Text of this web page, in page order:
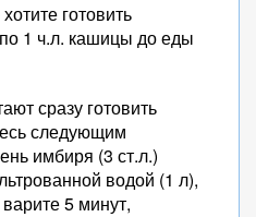
готовить
1 ч.л. кашицы до еды
сразу готовить
следующим
имбиря (3 ст.л.)
водой (1 л),
5 минут,